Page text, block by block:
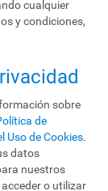
cualquier
y condiciones,
sobre
de
Uso de Cookies.
datos
nuestros
o utilizar